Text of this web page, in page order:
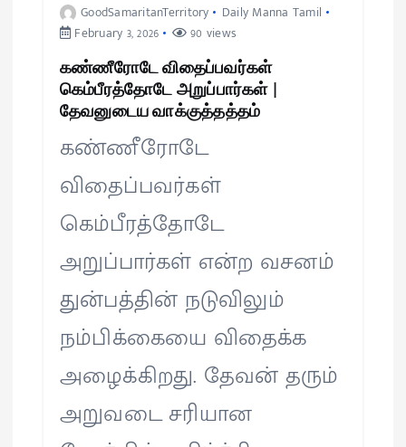
GoodSamaritanTerritory
Daily Manna Tamil
February 3, 2026
90 views
கண்ணீரோடே விதைப்பவர்கள்
கெம்பீரத்தோடே அறுப்பார்கள் |
தேவனுடைய வாக்குத்தத்தம்
கண்ணீரோடே
விதைப்பவர்கள்
கெம்பீரத்தோடே
அறுப்பார்கள் என்ற வசனம்
துன்பத்தின் நடுவிலும்
நம்பிக்கையை விதைக்க
அழைக்கிறது. தேவன் தரும்
அறுவடை சரியான